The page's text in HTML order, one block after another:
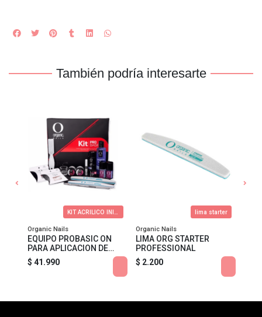
También podría interesarte
Organic Nails
EQUIPO PROBASIC ON
PARA APLICACION DE
ACRILICO
$ 41.990
lima starter
Organic Nails
LIMA ORG STARTER
PROFESSIONAL
$ 2.200